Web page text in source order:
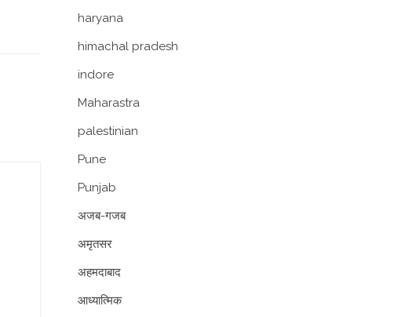
haryana
himachal pradesh
indore
Maharastra
palestinian
Pune
Punjab
अजब-गजब
अमृतसर
अहमदाबाद
आध्यात्मिक